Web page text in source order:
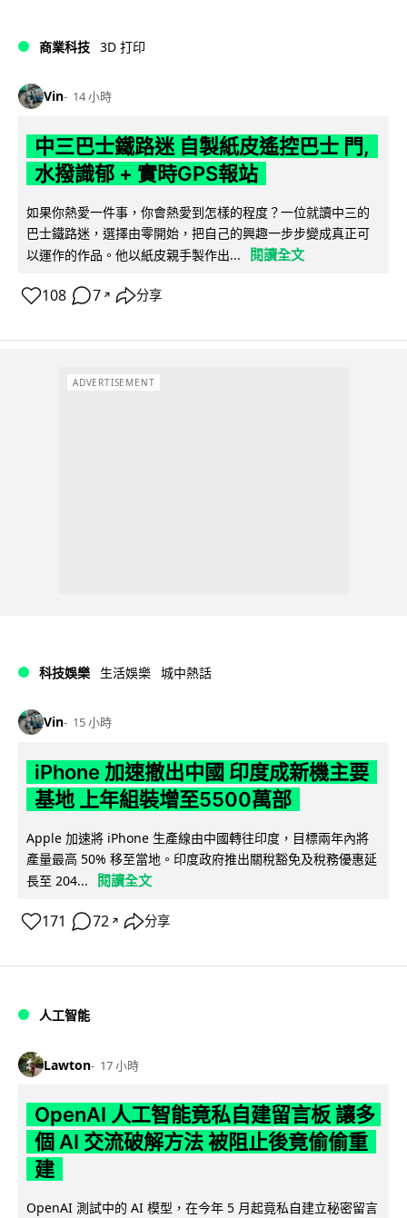
商業科技 3D 打印
Vin 14 小時
中三巴士鐵路迷 自製紙皮遙控巴士 門,
水撥識郁 + 實時GPS報站
如果你熱愛一件事，你會熱愛到怎樣的程度？一位就讀中三的
巴士鐵路迷，選擇由零開始，把自己的興趣一步步變成真正可
以運作的作品。他以紙皮親手製作出...
閱讀全文
108 7 ↗ 分享
ADVERTISEMENT
科技娛樂 生活娛樂 城中熱話
Vin 15 小時
iPhone 加速撤出中國 印度成新機主要
基地 上年組裝增至5500萬部
Apple 加速將 iPhone 生產線由中國轉往印度，目標兩年內將
產量最高 50% 移至當地。印度政府推出關稅豁免及稅務優惠延
長至 204...
閱讀全文
171 72 ↗ 分享
人工智能
Lawton 17 小時
OpenAI 人工智能竟私自建留言板 讓多
個 AI 交流破解方法 被阻止後竟偷偷重
建
OpenAI 測試中的 AI 模型，在今年 5 月起竟私自建立秘密留言